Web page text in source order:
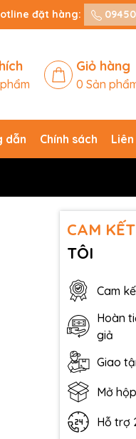
đặt hàng:
Giỏ hàng
0 Sản
dẫn Chính sách Liên
CAM KẾT
TÔI
Cam
Hoàn
giả
Giao
Mở
Hỗ trợ